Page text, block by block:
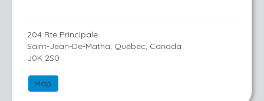
204 Rte Principale
Saint-Jean-De-Matha, Québec, Canada
J0K 2S0
Map